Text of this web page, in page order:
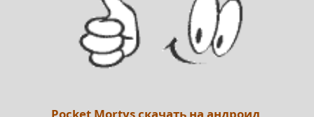
Pocket Mortys cкачать на андроид